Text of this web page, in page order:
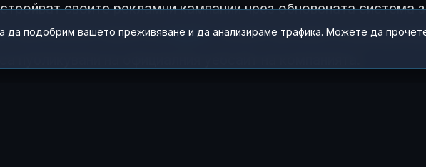
своите рекламни кампании чрез обновената система
им в екосистемата наApple. Пълните детайли за
публикувани на официалния уебсайт на компанията.
да подобрим вашето преживяване и да анализираме трафика. Можете да